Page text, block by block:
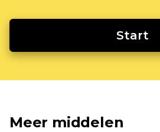
Start
Meer middelen